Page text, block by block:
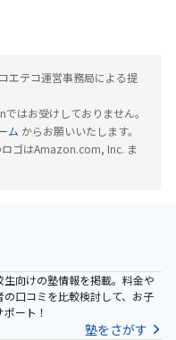
エテコ運営事務局による提
はお受けしておりません。
ム からお願いいたします。
ゴはAmazon.com, Inc. ま
向けの塾情報を掲載。料金や
口コミを比較検討して、お子
ート！
塾をさがす